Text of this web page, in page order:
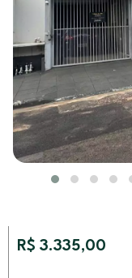
R$ 3.335,00